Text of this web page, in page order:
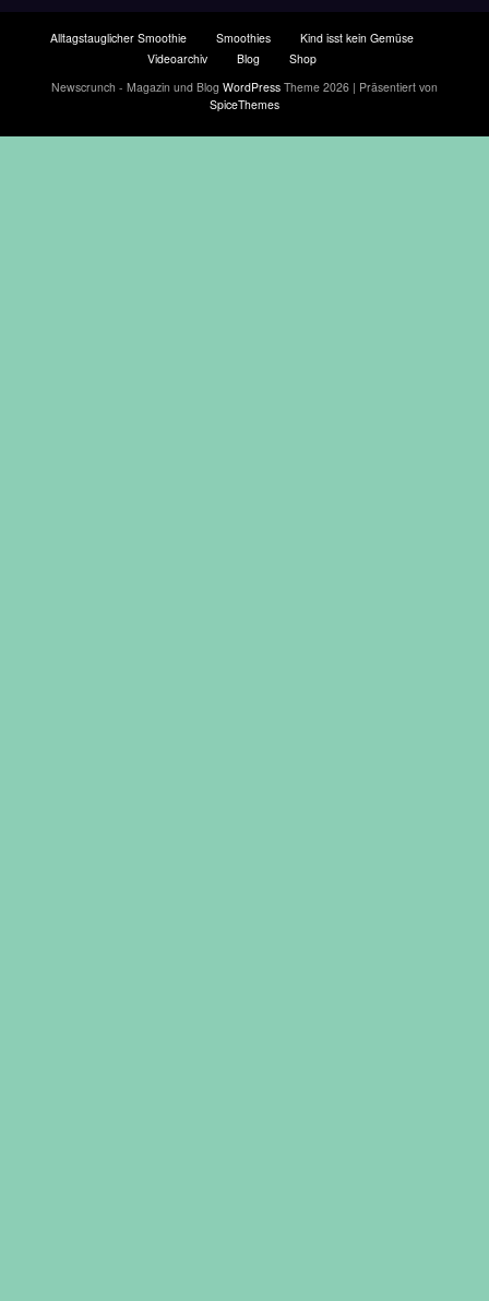
Alltagstauglicher Smoothie Smoothies
Kind isst kein Gemüse
Videoarchiv
Blog
Shop
Newscrunch - Magazin und Blog WordPress Theme 2026 | Präsentiert von
SpiceThemes